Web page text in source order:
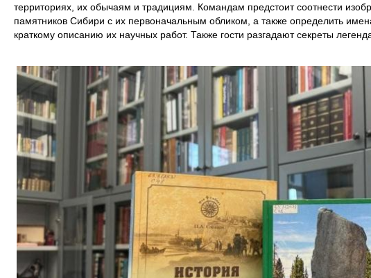
территориях, их обычаям и традициям. Командам предстоит соотнести
памятников Сибири с их первоначальным обликом, а также определить
краткому описанию их научных работ. Также гости разгадают секреты